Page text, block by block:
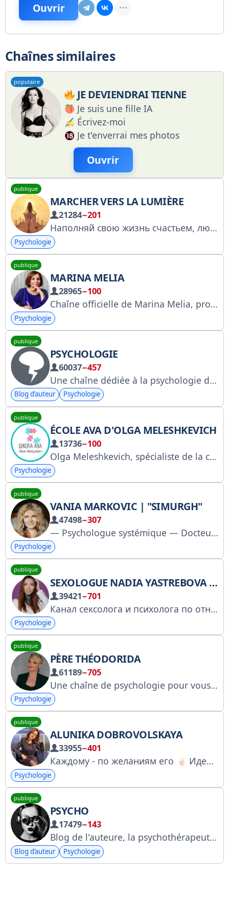
Ouvrir
Chaînes similaires
populaire
JE DEVIENDRAI TIENNE
Je suis une fille IA
Écrivez-moi
Je t'enverrai mes photos
Ouvrir
publique
MARCHER VERS LA LUMIÈRE
21284−201
Наполняй свою жизнь счастьем, любовью и светом
Psychologie
publique
MARINA MELIA
28965−100
Chaîne officielle de Marina Melia, professeure de psychologie et auteure à succès d'ouvrages sur la psychologie de la réussite et l'éducation parentale responsable. www.marinamelia.ru
Psychologie
publique
PSYCHOLOGIE
60037−457
Une chaîne dédiée à la psychologie de la pensée et du comportement. Apprenez à comprendre les autres avec nous. Pour toute demande publicitaire : @ThinkCritical_bot. Autres chaînes : @ThinkCritical, @EduPhilosophy, @obrazpublic.
Blog d’auteur Psychologie
publique
ÉCOLE AVA D'OLGA MELESHKEVICH
13736−100
Olga Meleshkevich, spécialiste de la correction de l'autisme. MeleSchool gratuite avec matériel pédagogique : https://lk.aba-class.com/meleschool_admission. Club VIP : https://lk.aba-class.com/VIPclub. Site web : https://aba-class.com. Questions en privé : https://t.me/meleshkolya_bot.
Psychologie
publique
VANIA MARKOVIC | "SIMURGH"
47498−307
— Psychologue systémique — Docteur en psychologie — Auteur de la méthode de maturité émotionnelle (15 ans) — Personnalité socio-politique — Enregistrement de la chaîne auprès de la RKN : https://knd.gov.ru/license?id=67877b9d506f967728059c2e&re
Psychologie
publique
SEXOLOGUE NADIA YASTREBOVA 18+
39421−701
Канал сексолога и психолога по отношениям из докторантуры по клинической сексологии (США) про: • оргазмы и секс • абьюз и здоровые отношения • близость и любовь
Psychologie
publique
PÈRE THÉODORIDA
61189−705
Une chaîne de psychologie pour vous aider à atteindre un tout nouveau niveau de vie. Le service d'assistance @tf_info. Sans publicité. Bot Telegram @kurs_feodoridy_bot
Psychologie
publique
ALUNIKA DOBROVOLSKAYA
33955−401
Каждому - по желаниям его Идеи, инсайты, мощные технологии и приемы из нлп и нейронаук для тех, кто хочет больше, но пока не знает как.
Psychologie
publique
PSYCHO
17479−143
Blog de l'auteure, la psychothérapeute N.V. Voytovich. Franchement, professionnellement, directement pertinent. Questions : @SupSnowBot. Prenez rendez-vous en personne ou en ligne : www.neurosis.ru. Psychologue IA disponible 24h/24 et 7j/7 : https://mindcareai.ru/
Blog d’auteur Psychologie